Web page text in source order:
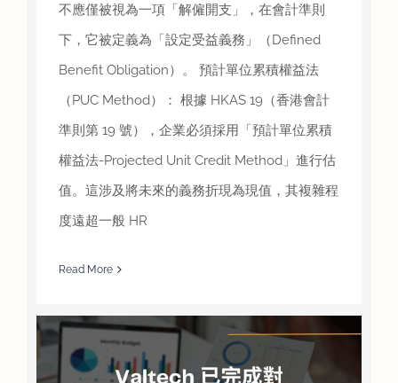
不應僅被視為一項「解僱開支」，在會計準則
下，它被定義為「設定受益義務」（Defined
Benefit Obligation）。 預計單位累積權益法
（PUC Method）： 根據 HKAS 19（香港會計
準則第 19 號），企業必須採用「預計單位累積
權益法-Projected Unit Credit Method」進行估
值。這涉及將未來的義務折現為現值，其複雜程
度遠超一般 HR
Read More